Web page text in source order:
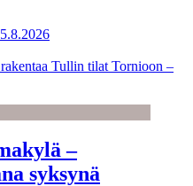
5.8.2026
Tullin tilat Tornioon –
–
syksynä